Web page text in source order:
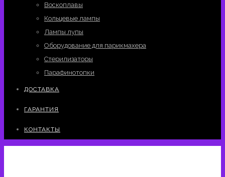
Воскоплавы
Кольцевые лампы
Лампы лупы
Оборудование для парикмахера
Стерилизаторы
Парафинотопки
ДОСТАВКА
ГАРАНТИЯ
КОНТАКТЫ